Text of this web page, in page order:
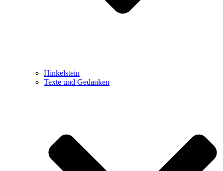
Hinkelstein
Texte und Gedanken